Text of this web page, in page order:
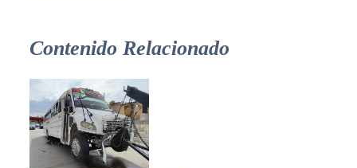
Contenido Relacionado